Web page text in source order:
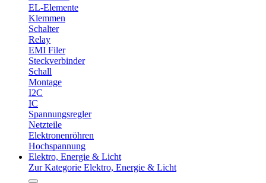
EL-Elemente
Klemmen
Schalter
Relay
EMI Filer
Steckverbinder
Schall
Montage
I2C
IC
Spannungsregler
Netzteile
Elektronenröhren
Hochspannung
Elektro, Energie & Licht
Zur Kategorie Elektro, Energie & Licht